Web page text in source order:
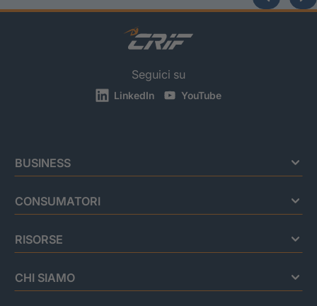
Seguici su
LinkedIn YouTube
BUSINESS
CONSUMATORI
RISORSE
CHI SIAMO